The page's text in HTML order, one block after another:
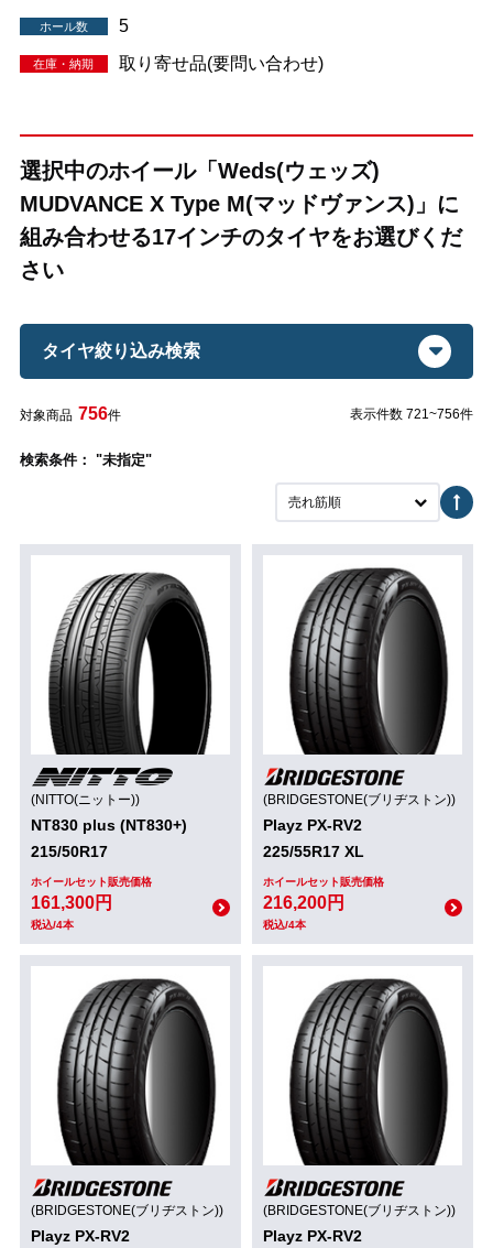
ホール数 5
在庫・納期 取り寄せ品(要問い合わせ)
選択中のホイール「Weds(ウェッズ)
MUDVANCE X Type M(マッドヴァンス)」に
組み合わせる17インチのタイヤをお選びくだ
さい
タイヤ絞り込み検索
対象商品 756件 表示件数 721~756件
検索条件： "未指定"
売れ筋順
(NITTO(ニットー))
NT830 plus (NT830+)
215/50R17
ホイールセット販売価格
161,300円
税込/4本
(BRIDGESTONE(ブリヂストン))
Playz PX-RV2
225/55R17 XL
ホイールセット販売価格
216,200円
税込/4本
(BRIDGESTONE(ブリヂストン))
Playz PX-RV2
(BRIDGESTONE(ブリヂストン))
Playz PX-RV2